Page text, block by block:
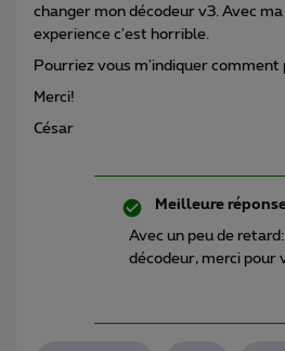
changer mon décodeur v3. Avec
experience c'est horrible.
Pourriez vous m'indiquer comment
Merci!
César
Meilleure
Avec un peu de retard:
décodeur, merci pour